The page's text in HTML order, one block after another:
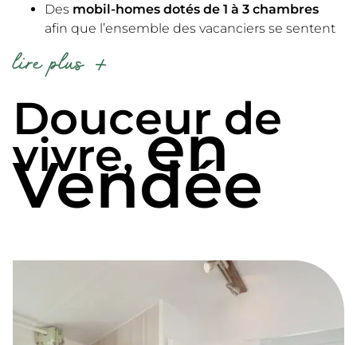
lire plus
Des mobil-homes dotés de 1 à 3 chambres
afin que l’ensemble des vacanciers se sentent
intimité.
: les petites et grandes
familles, avec enfants en bas-âge ou
adolescents, groupes d’amis ou couple seul.
Desmobil-homes à partir de 169 € à 259 € la
semaine
avec la possibilité de bénéficier de
promos et bons plans.
draps et accès au wifi.
mobil-homes avec terrasse
profiter au maximum de vos vacances !
mobil-homes idéalement placés
seulement quelques kilomètres des plages
Douceur de
vivre, en
Vendée